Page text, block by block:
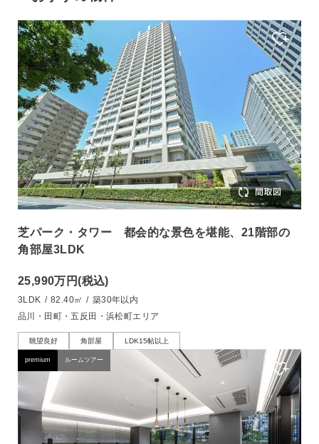
芝パーク・タワー 都会的な景色を堪能、21階部の
角部屋3LDK
25,990万円(税込)
3LDK / 82.40㎡ / 築30年以内
品川・田町・五反田・浜松町エリア
眺望良好 角部屋 LDK15帖以上
premium ルームツアー